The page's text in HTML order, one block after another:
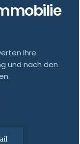
Ihre
und nach den